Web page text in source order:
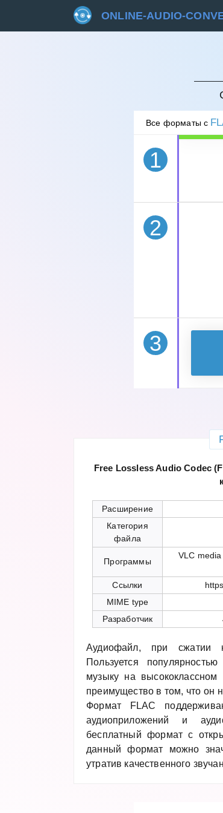
ONLINE-AUDIO-
Все форматы с
1
2
3
Free Lossless Audio Codec
Расширение
Категория
файла
Программы
VLC
Ссылки
MIME type
Разработчик
Аудиофайл, при сжатии
Пользуется
музыку на
преимущество в том, что он
Формат FLAC
аудиоприложений и
бесплатный формат с
данный формат можно
утратив качественного